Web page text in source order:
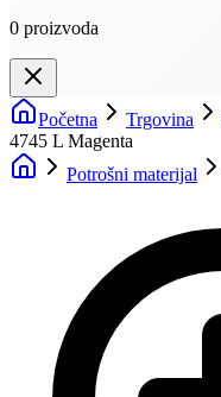
0 proizvoda
Početna Trgovina
4745 L Magenta
Potrošni materijal